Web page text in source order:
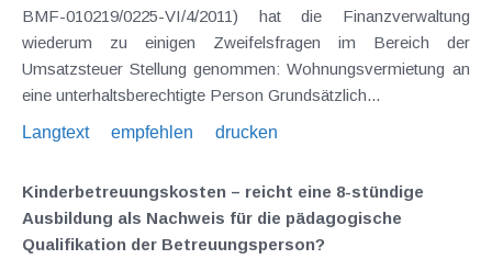
BMF-010219/0225-VI/4/2011) hat die Finanzverwaltung
wiederum zu einigen Zweifelsfragen im Bereich der
Umsatzsteuer Stellung genommen: Wohnungsvermietung an
eine unterhaltsberechtigte Person Grundsätzlich...
Langtext
empfehlen drucken
Kinderbetreuungskosten – reicht eine 8-stündige
Ausbildung als Nachweis für die pädagogische
Qualifikation der Betreuungsperson?